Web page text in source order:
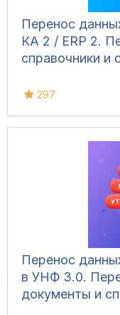
Перенос
КА 2 / ERP 2.
справочники и
297
Перенос
в УНФ 3.0.
документы и